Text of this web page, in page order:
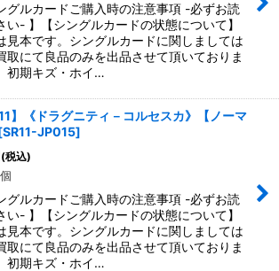
グルカードご購入時の注意事項 -必ずお読
い- 】【シングルカードの状態について】
見本です。シングルカードに関しましては
取にて良品のみを出品させて頂いておりま
初期キズ・ホイ…
】《ドラグニティ－コルセスカ》【ノーマ
SR11-JP015]
(税込)
グルカードご購入時の注意事項 -必ずお読
い- 】【シングルカードの状態について】
見本です。シングルカードに関しましては
取にて良品のみを出品させて頂いておりま
初期キズ・ホイ…